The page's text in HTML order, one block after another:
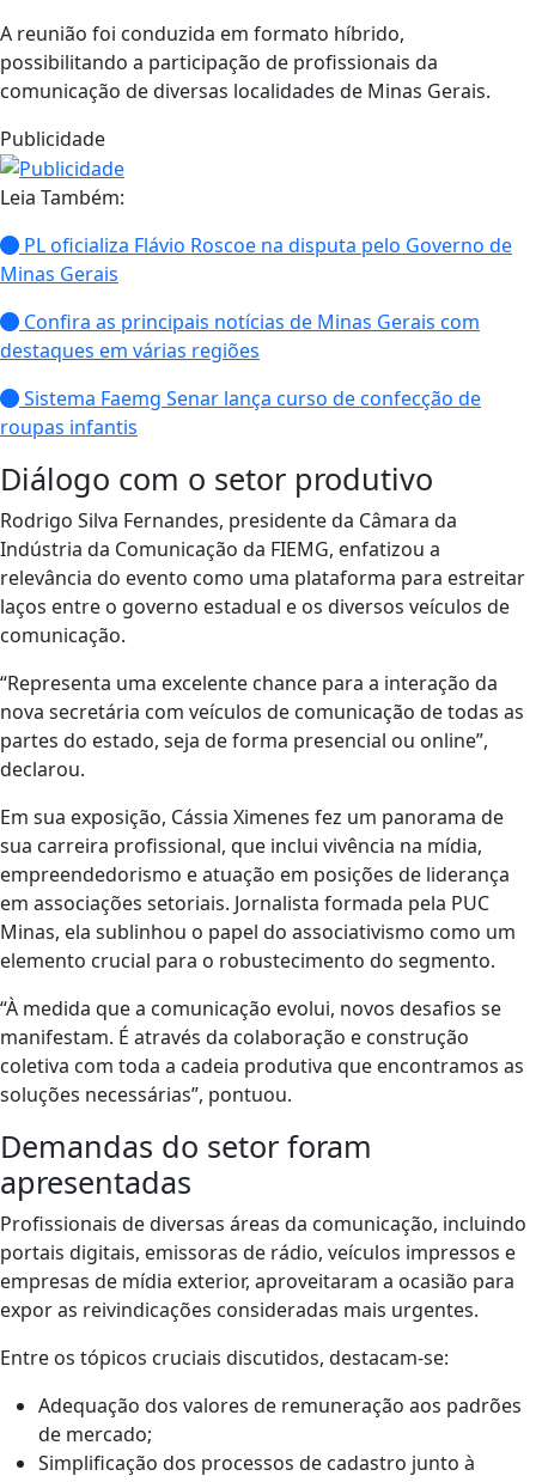
A reunião foi conduzida em formato híbrido,
possibilitando a participação de profissionais da
comunicação de diversas localidades de Minas Gerais.
Publicidade
Leia Também:
PL oficializa Flávio Roscoe na disputa pelo Governo de
Minas Gerais
Confira as principais notícias de Minas Gerais com
destaques em várias regiões
Sistema Faemg Senar lança curso de confecção de
roupas infantis
Diálogo com o setor produtivo
Rodrigo Silva Fernandes, presidente da Câmara da
Indústria da Comunicação da FIEMG, enfatizou a
relevância do evento como uma plataforma para estreitar
laços entre o governo estadual e os diversos veículos de
comunicação.
“Representa uma excelente chance para a interação da
nova secretária com veículos de comunicação de todas as
partes do estado, seja de forma presencial ou online”,
declarou.
Em sua exposição, Cássia Ximenes fez um panorama de
sua carreira profissional, que inclui vivência na mídia,
empreendedorismo e atuação em posições de liderança
em associações setoriais. Jornalista formada pela PUC
Minas, ela sublinhou o papel do associativismo como um
elemento crucial para o robustecimento do segmento.
“À medida que a comunicação evolui, novos desafios se
manifestam. É através da colaboração e construção
coletiva com toda a cadeia produtiva que encontramos as
soluções necessárias”, pontuou.
Demandas do setor foram
apresentadas
Profissionais de diversas áreas da comunicação, incluindo
portais digitais, emissoras de rádio, veículos impressos e
empresas de mídia exterior, aproveitaram a ocasião para
expor as reivindicações consideradas mais urgentes.
Entre os tópicos cruciais discutidos, destacam-se:
Adequação dos valores de remuneração aos padrões
de mercado;
Simplificação dos processos de cadastro junto à